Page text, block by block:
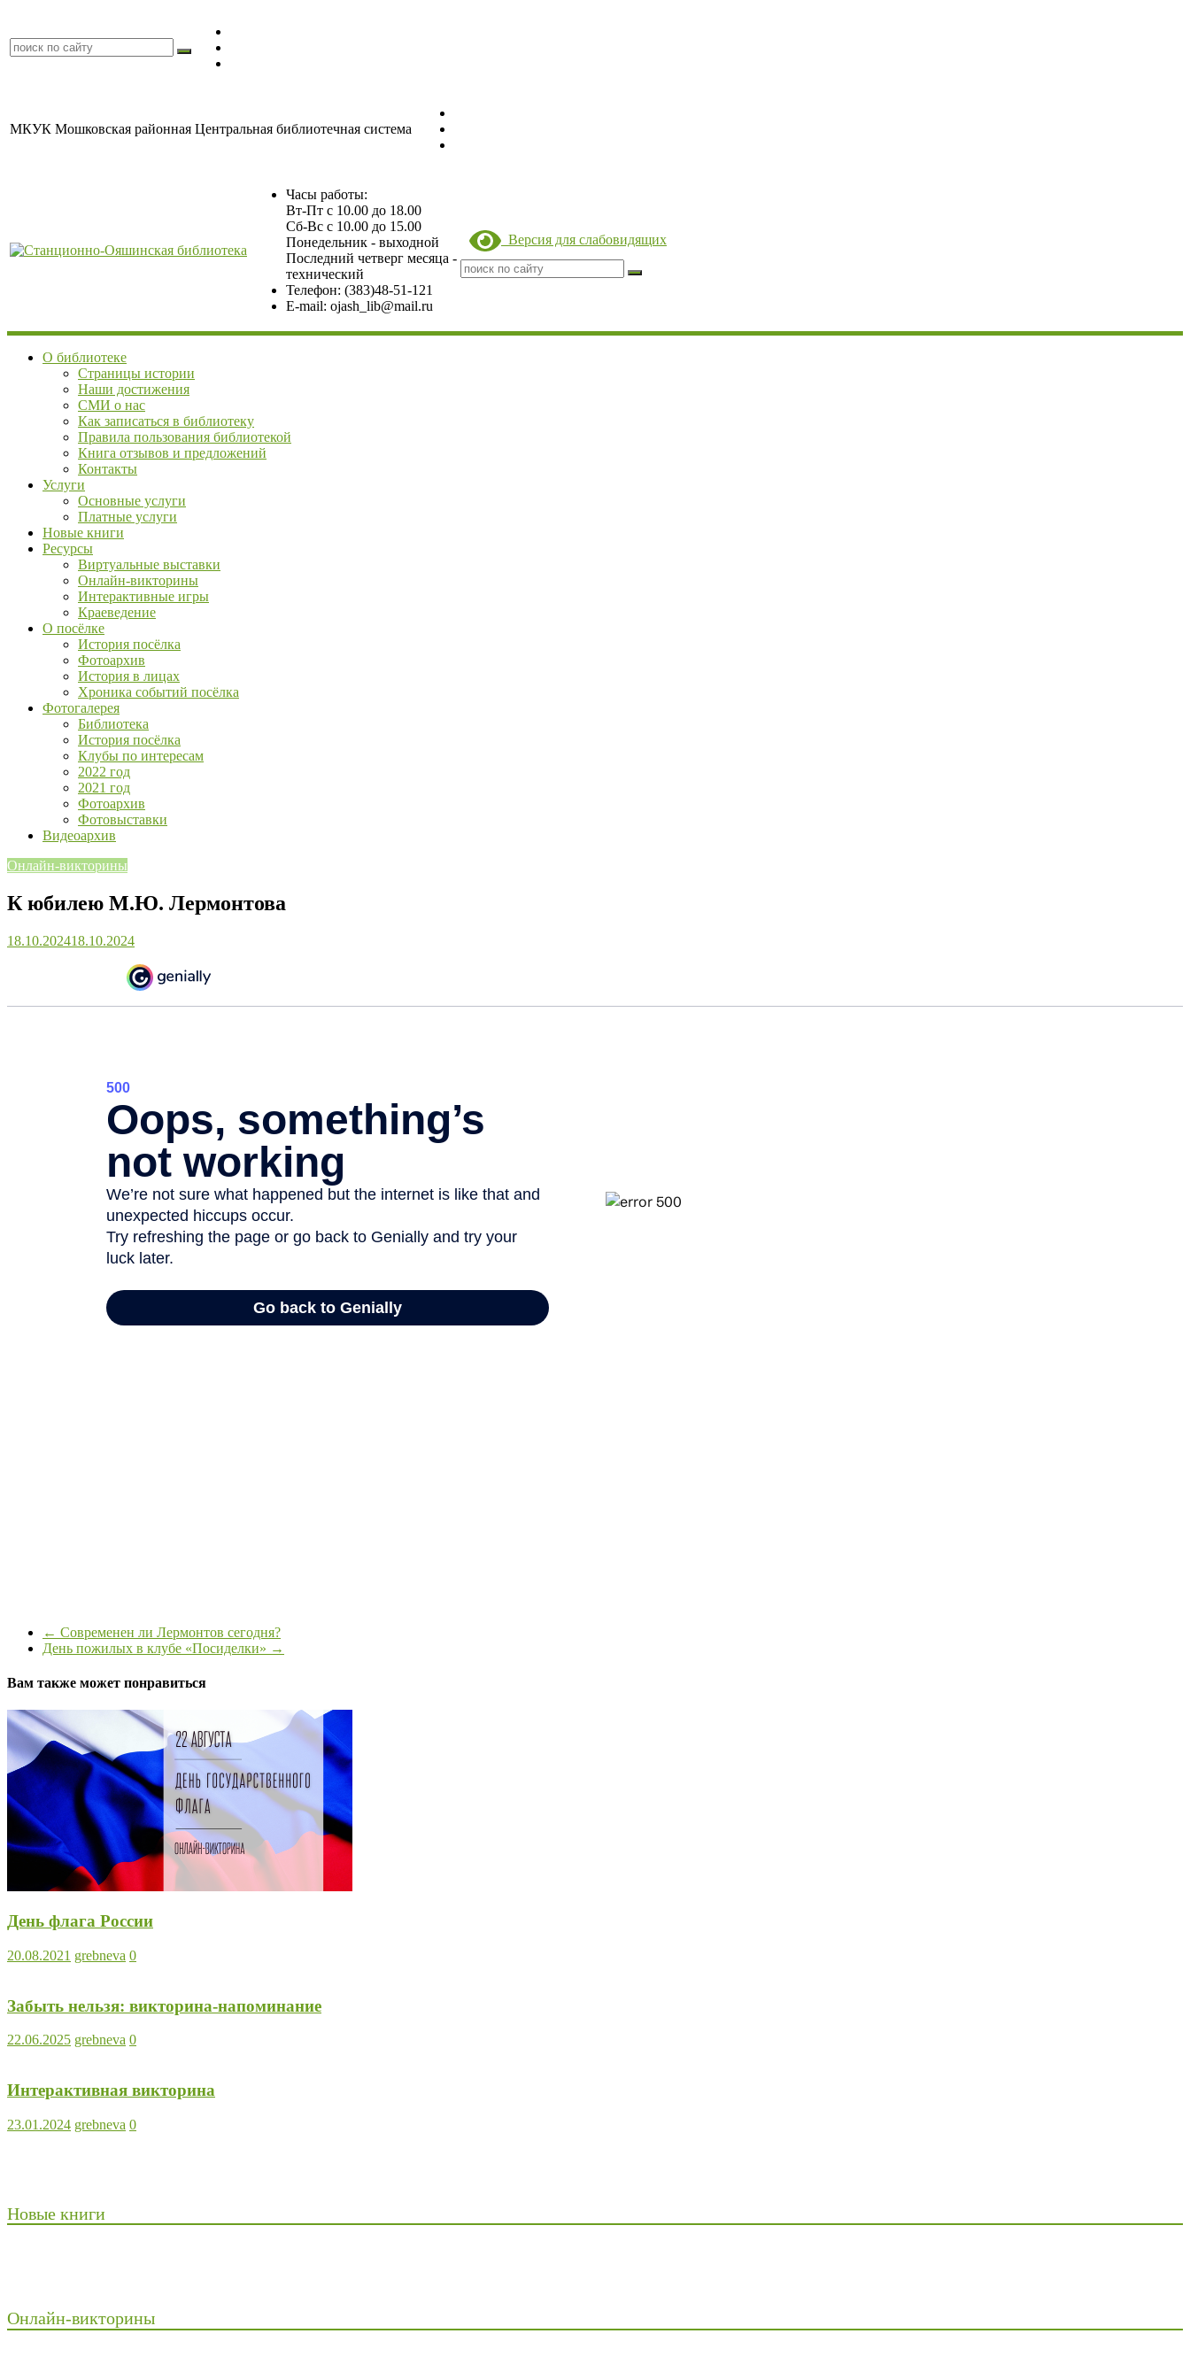
МКУК Мошковская районная Центральная библиотечная система
Часы работы:
Вт-Пт с 10.00 до 18.00
Сб-Вс с 10.00 до 15.00
Понедельник - выходной
Последний четверг месяца -
технический
Телефон: (383)48-51-121
E-mail: ojash_lib@mail.ru
Версия для слабовидящих
О библиотеке
Страницы истории
Наши достижения
СМИ о нас
Как записаться в библиотеку
Правила пользования библиотекой
Книга отзывов и предложений
Контакты
Услуги
Основные услуги
Платные услуги
Новые книги
Ресурсы
Виртуальные выставки
Онлайн-викторины
Интерактивные игры
Краеведение
О посёлке
История посёлка
Фотоархив
История в лицах
Хроника событий посёлка
Фотогалерея
Библиотека
История посёлка
Клубы по интересам
2022 год
2021 год
Фотоархив
Фотовыставки
Видеоархив
Онлайн-викторины
К юбилею М.Ю. Лермонтова
18.10.202418.10.2024
← Современен ли Лермонтов сегодня?
День пожилых в клубе «Посиделки» →
Вам также может понравиться
День флага России
20.08.2021 grebneva 0
Забыть нельзя: викторина-напоминание
22.06.2025 grebneva 0
Интерактивная викторина
23.01.2024 grebneva 0
Новые книги
Онлайн-викторины